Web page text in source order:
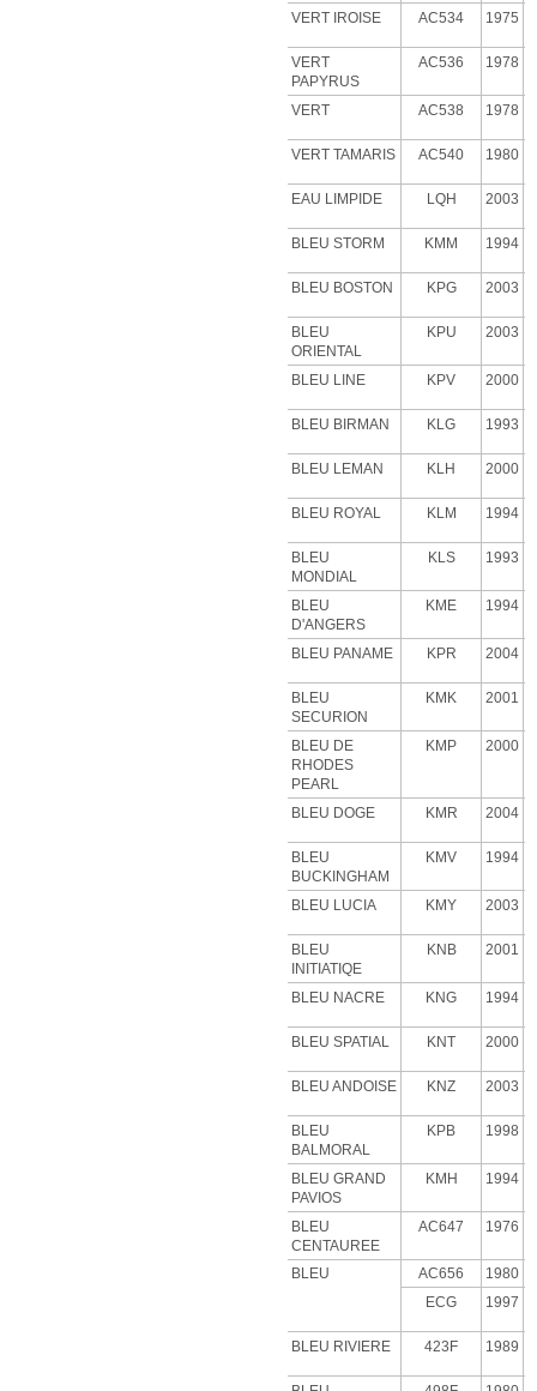
VERT IROISE AC534 1975
VERT
PAPYRUS
AC536 1978
VERT AC538 1978
VERT TAMARIS AC540 1980
EAU LIMPIDE LQH 2003
BLEU STORM KMM 1994
BLEU BOSTON KPG 2003
BLEU
ORIENTAL
KPU 2003
BLEU LINE KPV 2000
BLEU BIRMAN KLG 1993
BLEU LEMAN KLH 2000
BLEU ROYAL KLM 1994
BLEU
MONDIAL
KLS 1993
BLEU
D'ANGERS
KME 1994
BLEU PANAME KPR 2004
BLEU
SECURION
KMK 2001
BLEU DE
RHODES
PEARL
KMP 2000
BLEU DOGE KMR 2004
BLEU
BUCKINGHAM
KMV 1994
BLEU LUCIA KMY 2003
BLEU
INITIATIQE
KNB 2001
BLEU NACRE KNG 1994
BLEU SPATIAL KNT 2000
BLEU ANDOISE KNZ 2003
BLEU
BALMORAL
KPB 1998
BLEU GRAND
PAVIOS
KMH 1994
BLEU
CENTAUREE
AC647 1976
BLEU AC656 1980
ECG
1997
BLEU RIVIERE 423F 1989